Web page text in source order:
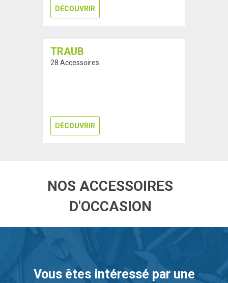
DÉCOUVRIR
TRAUB
28 Accessoires
DÉCOUVRIR
NOS ACCESSOIRES
D'OCCASION
Vous êtes intéressé par une